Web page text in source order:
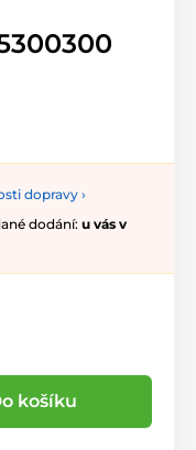
dopravy ›
dodání: u vás v
košíku